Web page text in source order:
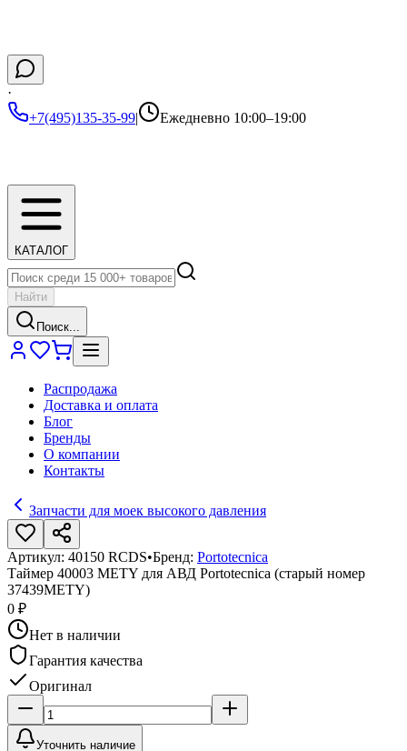
·
+7(495)135-35-99| Ежедневно 10:00–19:00
КАТАЛОГ
Найти
Поиск...
Распродажа
Доставка и оплата
Блог
Бренды
О компании
Контакты
Запчасти для моек высокого давления
Артикул: 40150 RCDS•Бренд: Portotecnica
Таймер 40003 METY для АВД Portotecnica (старый номер
37439METY)
0 ₽
Нет в наличии
Гарантия качества
Оригинал
Уточнить наличие